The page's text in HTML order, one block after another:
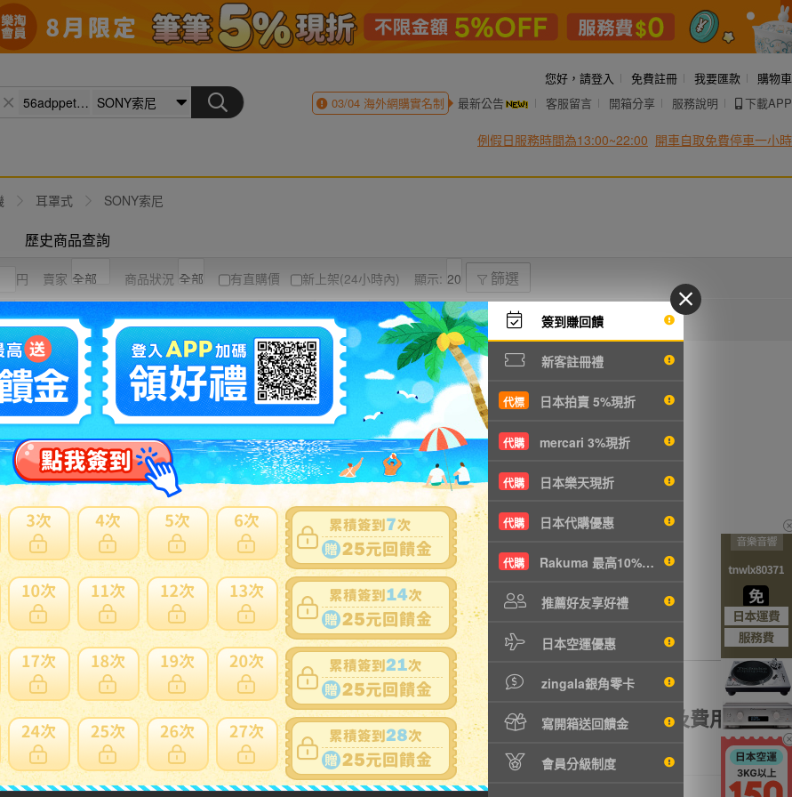
簽到賺回饋
新客註冊禮
代標 日本拍賣 5%現折
代購 mercari 3%現折
代購 日本樂天現折
代購 日本代購優惠
代購 Rakuma 最高10%現折
推薦好友享好禮
日本空運優惠
zingala銀角零卡
寫開箱送回饋金
會員分級制度
您好， 請登入 免費註冊 我要匯款
購物車
03/04海外網購實名制 最新公告 客服留言 開箱分享 服務說明 下載APP
例假日服務時間為13:00~22:00 開車自取免費停車一小時
耳罩式 SONY索尼
歷史商品查詢
円 賣家 商品狀況 有直購價 新上架(24小時內) 顯示: 篩選
競標高到低 結標時間 圖片 列表
賣家56adppetWwPiTpwRhYZKvGYvLi5xx沒有商品拍賣
0~0件 / 0件跳至頁
寄錯全額處理 運送損壞全額理賠 全透明資訊及費用